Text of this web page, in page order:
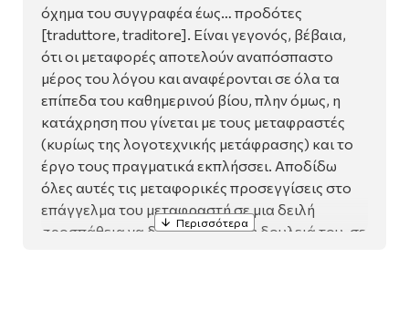
όχημα του συγγραφέα έως… προδότες
[traduttore, traditore]. Είναι γεγονός, βέβαια,
ότι οι μεταφορές αποτελούν αναπόσπαστο
μέρος του λόγου και αναφέρονται σε όλα τα
επίπεδα του καθημερινού βίου, πλην όμως, η
κατάχρηση που γίνεται με τους μεταφραστές
(κυρίως της λογοτεχνικής μετάφρασης) και το
έργο τους πραγματικά εκπλήσσει. Αποδίδω
όλες αυτές τις μεταφορικές προσεγγίσεις στο
επάγγελμα του μεταφραστή σε μια δειλή
προσπάθεια να δοθεί κύρος στη δουλειά του, σε